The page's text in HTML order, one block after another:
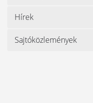
Hírek
Sajtóközlemények